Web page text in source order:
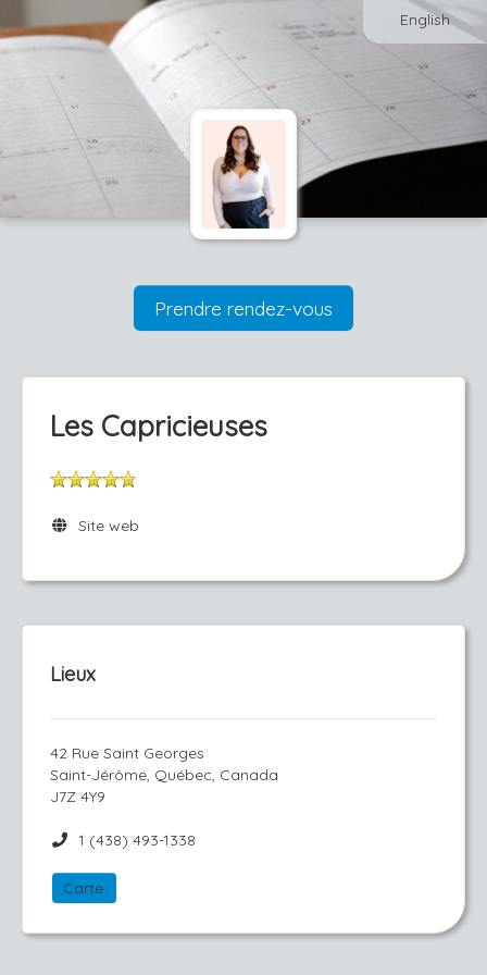
English
Prendre rendez-vous
Les Capricieuses
Site web
Lieux
42 Rue Saint Georges
Saint-Jérôme, Québec, Canada
J7Z 4Y9
1 (438) 493-1338
Carte